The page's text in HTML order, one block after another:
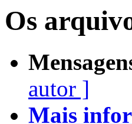
Os
autor ]
Mais